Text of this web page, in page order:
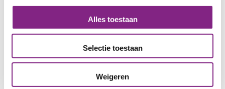
Alles toestaan
Selectie toestaan
Weigeren